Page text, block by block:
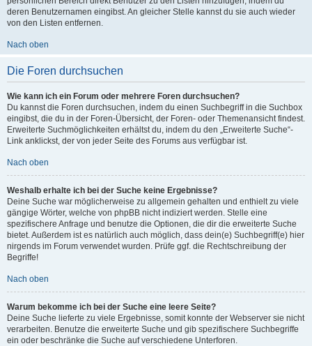
deren Benutzernamen eingibst. An gleicher Stelle kannst du sie auch wieder
von den Listen entfernen.
Nach oben
Die Foren durchsuchen
Wie kann ich ein Forum oder mehrere Foren durchsuchen?
Du kannst die Foren durchsuchen, indem du einen Suchbegriff in die Suchbox
eingibst, die du in der Foren-Übersicht, der Foren- oder Themenansicht findest.
Erweiterte Suchmöglichkeiten erhältst du, indem du den „Erweiterte Suche“-
Link anklickst, der von jeder Seite des Forums aus verfügbar ist.
Nach oben
Weshalb erhalte ich bei der Suche keine Ergebnisse?
Deine Suche war möglicherweise zu allgemein gehalten und enthielt zu viele
gängige Wörter, welche von phpBB nicht indiziert werden. Stelle eine
spezifischere Anfrage und benutze die Optionen, die dir die erweiterte Suche
bietet. Außerdem ist es natürlich auch möglich, dass dein(e) Suchbegriff(e) hier
nirgends im Forum verwendet wurden. Prüfe ggf. die Rechtschreibung der
Begriffe!
Nach oben
Warum bekomme ich bei der Suche eine leere Seite?
Deine Suche lieferte zu viele Ergebnisse, somit konnte der Webserver sie nicht
verarbeiten. Benutze die erweiterte Suche und gib spezifischere Suchbegriffe
ein oder beschränke die Suche auf verschiedene Unterforen.